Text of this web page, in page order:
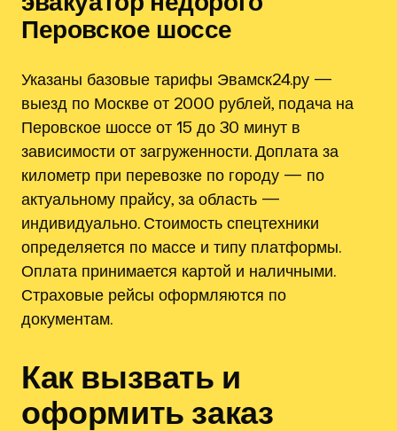
Перовское шоссе
Указаны базовые тарифы Эвамск24.ру —
выезд по Москве от 2000 рублей, подача на
Перовское шоссе от 15 до 30 минут в
зависимости от загруженности. Доплата за
километр при перевозке по городу — по
актуальному прайсу, за область —
индивидуально. Стоимость спецтехники
определяется по массе и типу платформы.
Оплата принимается картой и наличными.
Страховые рейсы оформляются по
документам.
Как вызвать и
оформить заказ